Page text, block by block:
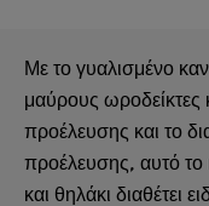
Με το γυαλισμένο
μαύρους ωροδείκτες
προέλευσης και το
προέλευσης, αυτό
και θηλάκι διαθέτει